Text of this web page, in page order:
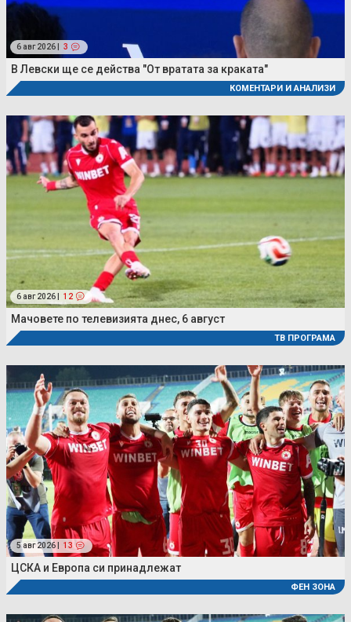
6 авг 2026 | 3
В Левски ще се действа "От вратата за краката"
КОМЕНТАРИ И АНАЛИЗИ
6 авг 2026 | 12
Мачовете по телевизията днес, 6 август
ТВ ПРОГРАМА
5 авг 2026 | 13
ЦСКА и Европа си принадлежат
ФЕН ЗОНА